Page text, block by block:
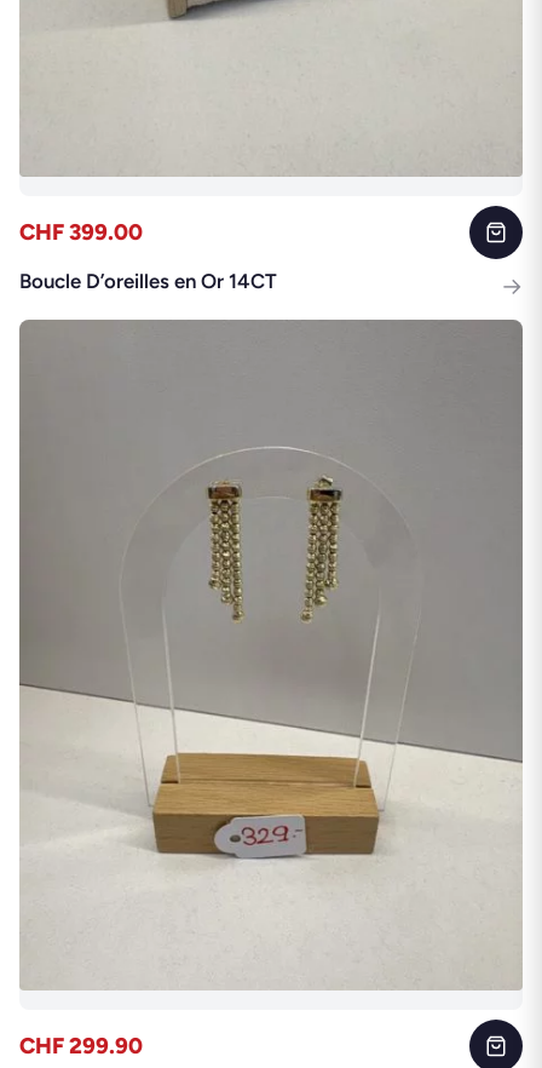
CHF 399.00
Boucle D’oreilles en Or 14CT →
CHF 299.90